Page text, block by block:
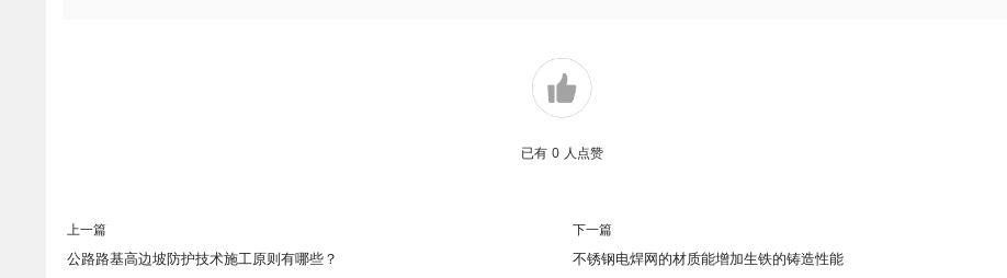
已有 0 人点赞
上一篇
公路路基高边坡防护技术施工原则有哪些？
下一篇
不锈钢电焊网的材质能增加生铁的铸造性能